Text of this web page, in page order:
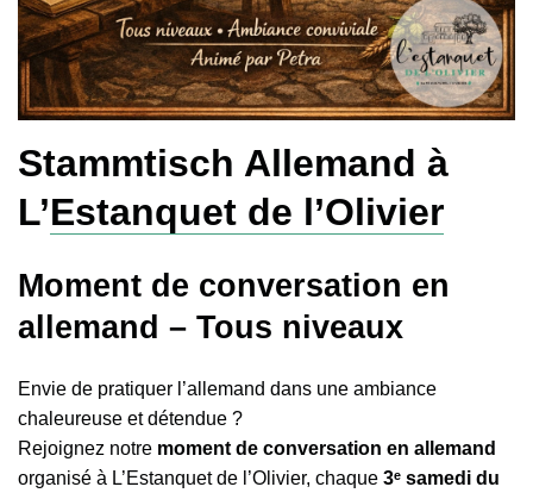
Stammtisch Allemand à
L’Estanquet de l’Olivier
Moment de conversation en
allemand – Tous niveaux
Envie de pratiquer l’allemand dans une ambiance
chaleureuse et détendue ?
Rejoignez notre moment de conversation en allemand
organisé à L’Estanquet de l’Olivier, chaque 3ᵉ samedi du